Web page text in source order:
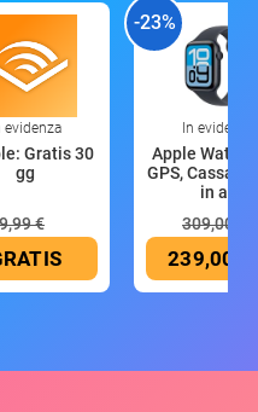
evidenza
Gratis 30
gg
9,99 €
-23%
In evidenza
Apple Watch
GPS, Cassa
in all
309,00 €
239,00 €